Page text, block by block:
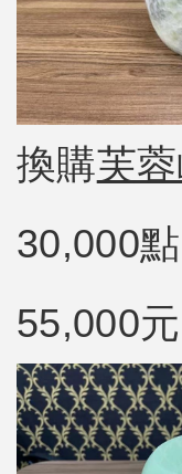
換購芙
30,000
55,000元